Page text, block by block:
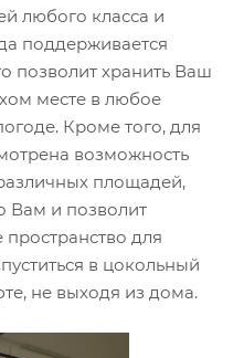
любого класса и
поддерживается
позволит хранить Ваш
месте в любое
Кроме того, для
возможность
площадей,
Вам и позволит
для
в цокольный
не выходя из дома.